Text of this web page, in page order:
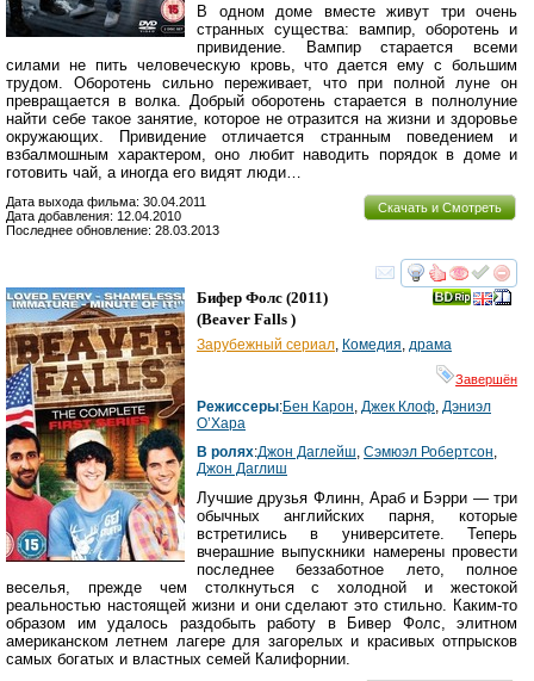
В одном доме вместе живут три очень
странных существа: вампир, оборотень и
привидение. Вампир старается всеми
силами не пить человеческую кровь, что дается ему с большим
трудом. Оборотень сильно переживает, что при полной луне он
превращается в волка. Добрый оборотень старается в полнолуние
найти себе такое занятие, которое не отразится на жизни и здоровье
окружающих. Привидение отличается странным поведением и
взбалмошным характером, оно любит наводить порядок в доме и
готовить чай, а иногда его видят люди…
Скачать и Смотреть
Дата выхода фильма: 30.04.2011
Дата добавления: 12.04.2010
Последнее обновление: 28.03.2013
смотреть
Бифер Фолс (2011)
(Beaver Falls )
Зарубежный сериал Комедия драма
Завершён
Режиссеры:Бен Карон Джек Клоф Дэниэл
О’Хара
В ролях:Джон Даглейш Сэмюэл Робертсон
Джон Даглиш
Лучшие друзья Флинн, Араб и Бэрри — три
обычных английских парня, которые
встретились в университете. Теперь
вчерашние выпускники намерены провести
последнее беззаботное лето, полное
веселья, прежде чем столкнуться с холодной и жестокой
реальностью настоящей жизни и они сделают это стильно. Каким-то
образом им удалось раздобыть работу в Бивер Фолс, элитном
американском летнем лагере для загорелых и красивых отпрысков
самых богатых и властных семей Калифорнии.